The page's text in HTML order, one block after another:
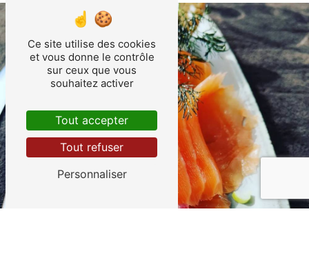
Ce site utilise des cookies
et vous donne le contrôle
sur ceux que vous
souhaitez activer
Tout accepter
Tout refuser
Personnaliser